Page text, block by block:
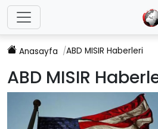
Anasayfa ABD MISIR Haberleri
ABD MISIR